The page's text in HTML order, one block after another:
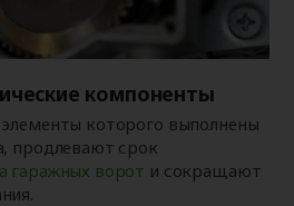
компоненты
которого выполнены
продлевают срок
гаражных ворот и сокращают